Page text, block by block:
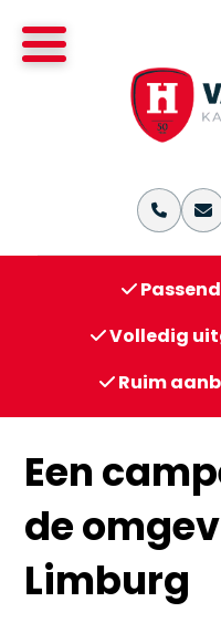
Volledig
Ruim
Een
de
Limburg